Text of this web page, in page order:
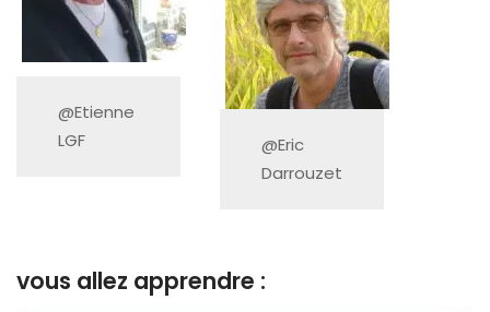
@Etienne
LGF
@Eric
Darrouzet
vous allez apprendre :